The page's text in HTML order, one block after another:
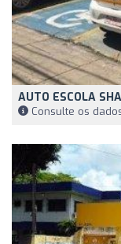
AUTO ESCOLA
Consulte os